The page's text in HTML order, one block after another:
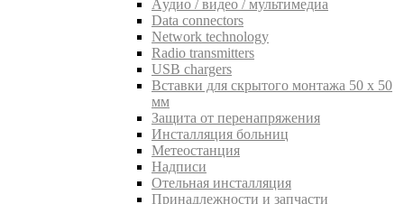
Aудио / видео / мультимедиа
Data connectors
Network technology
Radio transmitters
USB chargers
Вставки для скрытого монтажа 50 x 50
мм
Защита от перенапряжения
Инсталляция больниц
Метеостанция
Надписи
Отельная инсталляция
Принадлежности и запчасти